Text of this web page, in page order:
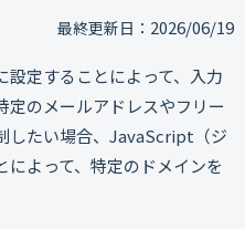
最終更新日： 2026/06/19
設定することによって、入力
定のメールアドレスやフリー
したい場合、JavaScript（ジ
よって、特定のドメインを